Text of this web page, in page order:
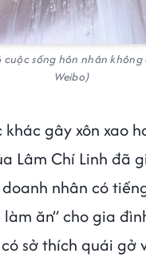
cuộc sống hôn nhân không
Weibo)
gây xôn xao
Lâm Chí Linh đã
nhân có
ăn” cho gia
sở thích quái gở